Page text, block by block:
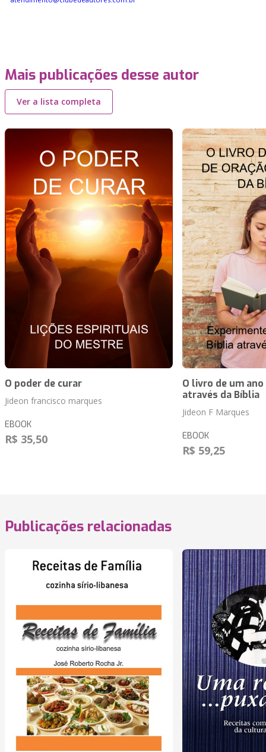
Mais publicações desse autor
Ver a lista completa
O poder de curar
Jideon francisco marques
EBOOK
R$ 35,50
O livro de um
através da Bíblia
Jideon F Marques
EBOOK
R$ 59,25
Publicações relacionadas